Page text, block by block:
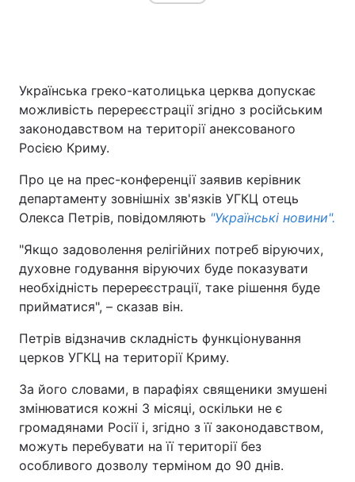
Українська греко-католицька церква допускає
можливість перереєстрації згідно з російським
законодавством на території анексованого
Росією Криму.
Про це на прес-конференції заявив керівник
департаменту зовнішніх зв'язків УГКЦ отець
Олекса Петрів, повідомляють "Українські новини".
"Якщо задоволення релігійних потреб віруючих,
духовне годування віруючих буде показувати
необхідність перереєстрації, таке рішення буде
прийматися", – сказав він.
Петрів відзначив складність функціонування
церков УГКЦ на території Криму.
За його словами, в парафіях священики змушені
змінюватися кожні 3 місяці, оскільки не є
громадянами Росії і, згідно з її законодавством,
можуть перебувати на її території без
особливого дозволу терміном до 90 днів.